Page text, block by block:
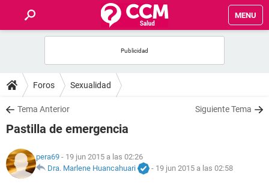
MENU
FOROS
SALUD
NUTRICIÓN
Foros Sexualidad
Tema Anterior Siguiente Tema
Pastilla de emergencia
pera69 - 19 jun 2015 a las 02:26
Dra. Marlene Huancahuari
- 19 jun 2015 a las 02:58